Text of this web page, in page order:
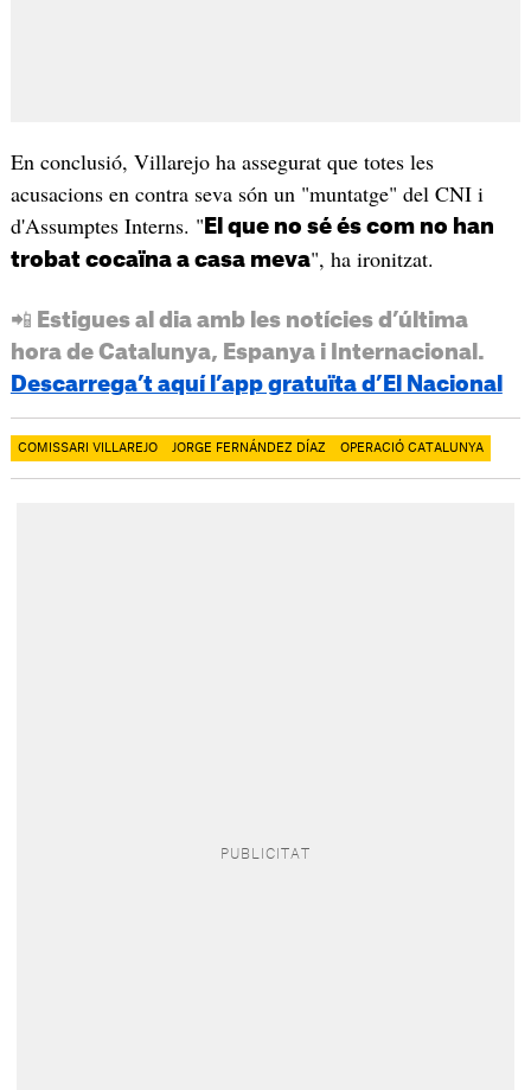
En conclusió, Villarejo ha assegurat que totes les
acusacions en contra seva són un "muntatge" del CNI i
d'Assumptes Interns. " El que no sé és com no han
trobat cocaïna a casa meva", ha ironitzat.
📲 Estigues al dia amb les notícies d’última
hora de Catalunya, Espanya i Internacional.
Descarrega’t aquí l’app gratuïta d’El Nacional
COMISSARI VILLAREJO JORGE FERNÁNDEZ DÍAZ OPERACIÓ CATALUNYA